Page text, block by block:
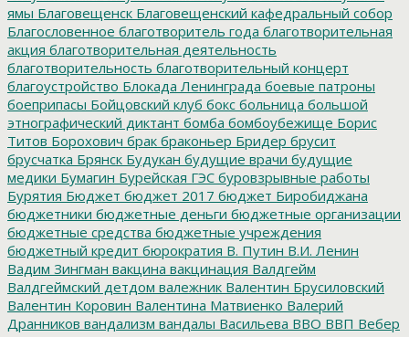
ямы Благовещенск Благовещенский кафедральный собор
Благословенное благотворитель года благотворительная
акция благотворительная деятельность
благотворительность благотворительный концерт
благоустройство Блокада Ленинграда боевые патроны
боеприпасы Бойцовский клуб бокс больница большой
этнографический диктант бомба бомбоубежище Борис
Титов Борохович брак браконьер Бридер брусит
брусчатка Брянск Будукан будущие врачи будущие
медики Бумагин Бурейская ГЭС буровзрывные работы
Бурятия Бюджет бюджет 2017 бюджет Биробиджана
бюджетники бюджетные деньги бюджетные организации
бюджетные средства бюджетные учреждения
бюджетный кредит бюрократия В. Путин В.И. Ленин
Вадим Зингман вакцина вакцинация Валдгейм
Валдгеймский детдом валежник Валентин Брусиловский
Валентин Коровин Валентина Матвиенко Валерий
Дранников вандализм вандалы Васильева ВВО ВВП Вебер